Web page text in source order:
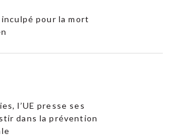
pour la mort
l’UE presse ses
dans la prévention